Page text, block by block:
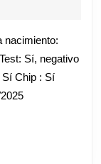
nacimiento:
Sí, negativo
Chip : Sí